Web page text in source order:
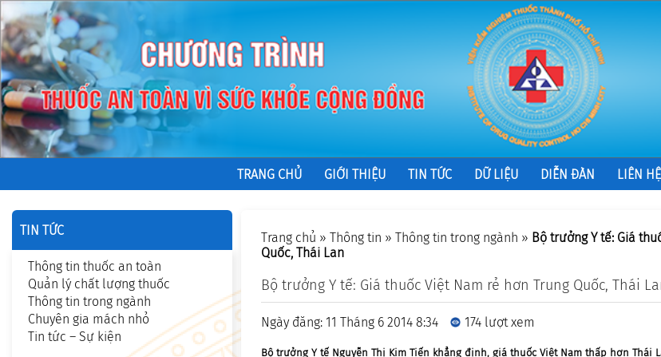
TRANG CHỦ GIỚI THIỆU TIN TỨC DỮ LIỆU DIỄN ĐÀN LIÊN HỆ
Trang chủ » Thông tin » Thông tin trong ngành » Bộ trưởng Y tế: Giá
Quốc, Thái Lan
Bộ trưởng Y tế: Giá thuốc Việt Nam rẻ hơn Trung Quốc, Thái
Ngày đăng: 11 Tháng 6 2014 8:34 174 lượt xem
Bộ trưởng Y tế Nguyễn Thị Kim Tiến khẳng định, giá thuốc Việt Nam thấp hơn Thái
TIN TỨC
Thông tin thuốc an toàn
Quản lý chất lượng thuốc
Thông tin trong ngành
Chuyên gia mách nhỏ
Tin tức – Sự kiện